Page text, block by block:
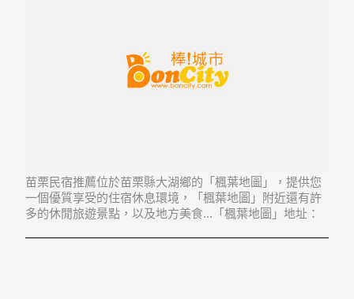
苗栗民宿推薦位於苗栗縣大湖鄉的「楓葉地圖」，提供您
一個優質享受的住宿休息環境，「楓葉地圖」附近還有許
多的休閒旅遊景點，以及地方美食...「楓葉地圖」地址：